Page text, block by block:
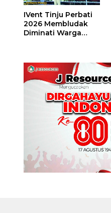
IVent Tinju Perbati
2026 Membludak
Diminati Warga